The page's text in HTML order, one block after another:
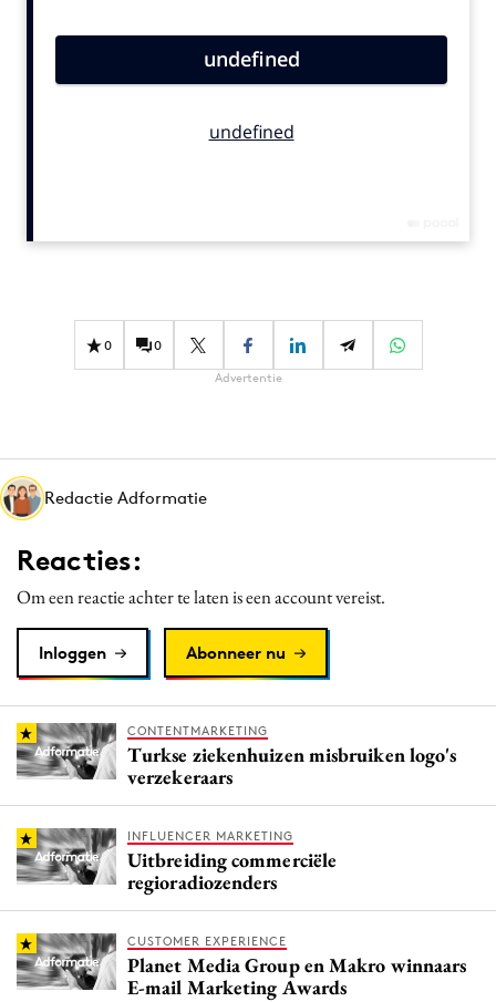
Carriere
Diversiteit
Interne communicatie
Martech
Media
Merkstrategie
PR
Purpose Marketing
Reputatie & crisis
0 0
Advertentie
Redactie Adformatie
Reacties:
Om een reactie achter te laten is een account vereist.
Inloggen Abonneer nu
CONTENTMARKETING
Turkse ziekenhuizen misbruiken logo's
verzekeraars
INFLUENCER MARKETING
Uitbreiding commerciële
regioradiozenders
CUSTOMER EXPERIENCE
Planet Media Group en Makro winnaars
E-mail Marketing Awards